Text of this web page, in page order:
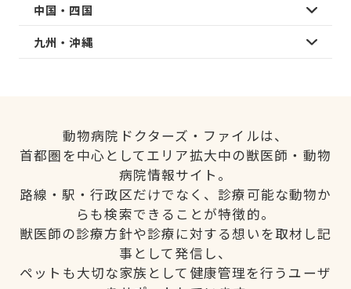
中国・四国
九州・沖縄
動物病院ドクターズ・ファイルは、
首都圏を中心としてエリア拡大中の獣医師・動物
病院情報サイト。
路線・駅・行政区だけでなく、診療可能な動物か
らも検索できることが特徴的。
獣医師の診療方針や診療に対する想いを取材し記
事として発信し、
ペットも大切な家族として健康管理を行うユーザ